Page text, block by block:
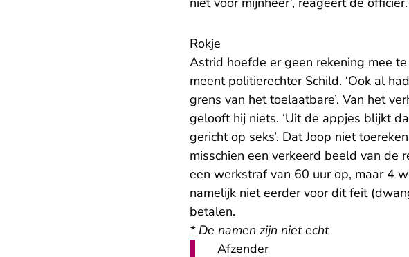
Rokje
Astrid hoefde er geen rekening mee
meent politierechter Schild. ‘Ook al
grens van het toelaatbare’. Van het
gelooft hij niets. ‘Uit de appjes blijkt
gericht op seks’. Dat Joop niet
misschien een verkeerd beeld van de
een werkstraf van 60 uur op, maar 4
namelijk niet eerder voor dit feit
betalen.
* De namen zijn niet echt
Afzender